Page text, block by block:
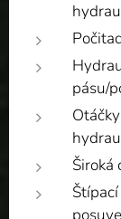
pásu/
Široká